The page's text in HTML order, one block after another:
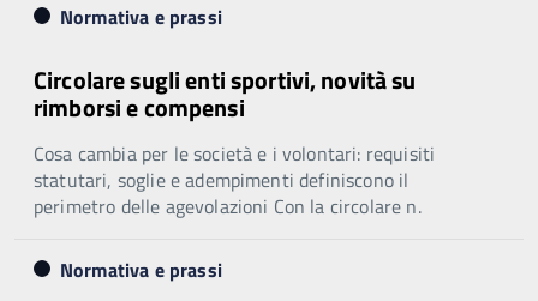
Normativa e prassi
Circolare sugli enti sportivi, novità su
rimborsi e compensi
Cosa cambia per le società e i volontari: requisiti
statutari, soglie e adempimenti definiscono il
perimetro delle agevolazioni Con la circolare n.
Normativa e prassi